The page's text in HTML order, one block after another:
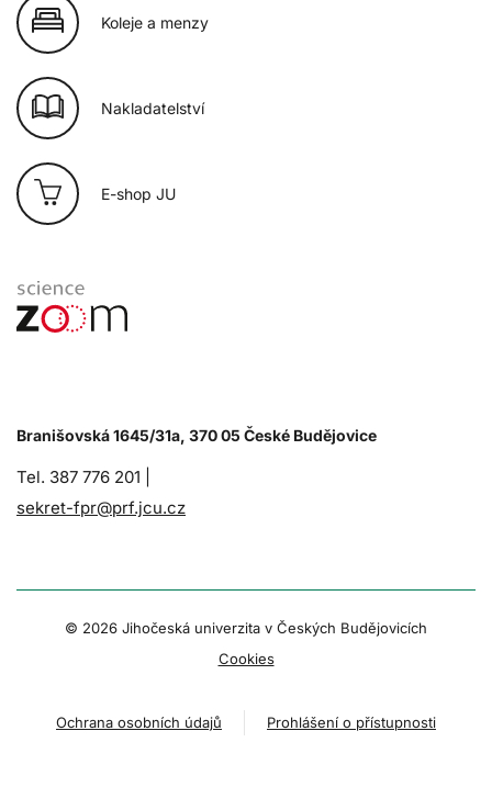
Koleje a menzy
Nakladatelství
E-shop JU
Branišovská 1645/31a, 370 05 České Budějovice
Tel. 387 776 201 |
sekret-fpr@prf.jcu.cz
© 2026 Jihočeská univerzita v Českých Budějovicích
Cookies
Ochrana osobních údajů Prohlášení o přístupnosti